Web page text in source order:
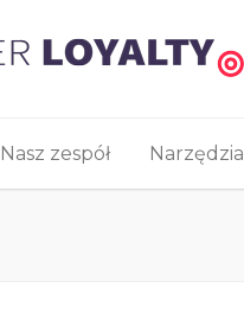
Nasz zespół Narzędzia